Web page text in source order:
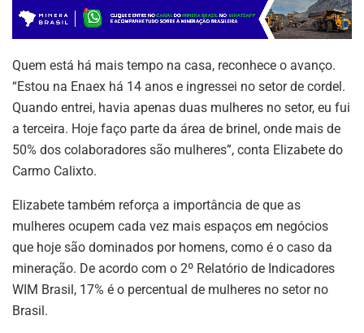
Quem está há mais tempo na casa, reconhece o avanço.
“Estou na Enaex há 14 anos e ingressei no setor de cordel.
Quando entrei, havia apenas duas mulheres no setor, eu fui
a terceira. Hoje faço parte da área de brinel, onde mais de
50% dos colaboradores são mulheres”, conta Elizabete do
Carmo Calixto.
Elizabete também reforça a importância de que as
mulheres ocupem cada vez mais espaços em negócios
que hoje são dominados por homens, como é o caso da
mineração. De acordo com o 2º Relatório de Indicadores
WIM Brasil, 17% é o percentual de mulheres no setor no
Brasil.